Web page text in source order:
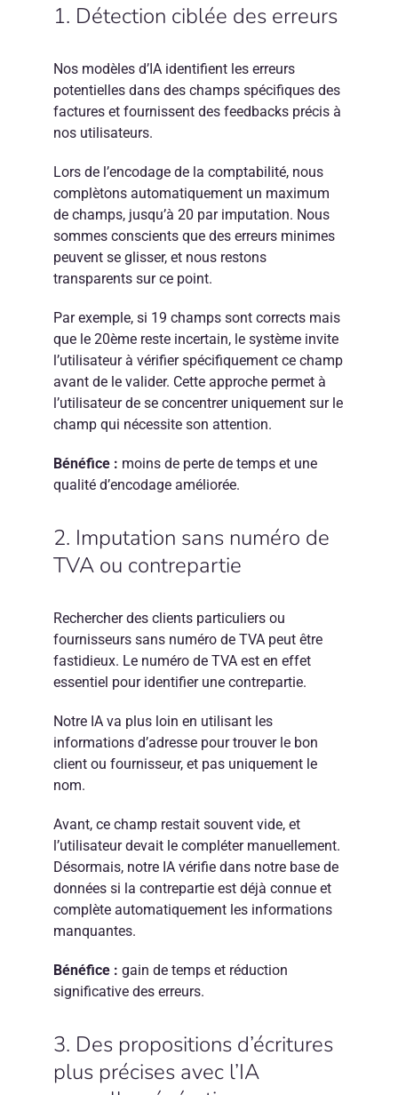
1. Détection ciblée des erreurs
Nos modèles d’IA identifient les erreurs
potentielles dans des champs spécifiques des
factures et fournissent des feedbacks précis à
nos utilisateurs.
Lors de l’encodage de la comptabilité, nous
complètons automatiquement un maximum
de champs, jusqu’à 20 par imputation. Nous
sommes conscients que des erreurs minimes
peuvent se glisser, et nous restons
transparents sur ce point.
Par exemple, si 19 champs sont corrects mais
que le 20ème reste incertain, le système invite
l’utilisateur à vérifier spécifiquement ce champ
avant de le valider. Cette approche permet à
l’utilisateur de se concentrer uniquement sur le
champ qui nécessite son attention.
Bénéfice : moins de perte de temps et une
qualité d’encodage améliorée.
2. Imputation sans numéro de
TVA ou contrepartie
Rechercher des clients particuliers ou
fournisseurs sans numéro de TVA peut être
fastidieux. Le numéro de TVA est en effet
essentiel pour identifier une contrepartie.
Notre IA va plus loin en utilisant les
informations d’adresse pour trouver le bon
client ou fournisseur, et pas uniquement le
nom.
Avant, ce champ restait souvent vide, et
l’utilisateur devait le compléter manuellement.
Désormais, notre IA vérifie dans notre base de
données si la contrepartie est déjà connue et
complète automatiquement les informations
manquantes.
Bénéfice : gain de temps et réduction
significative des erreurs.
3. Des propositions d’écritures
plus précises avec l’IA